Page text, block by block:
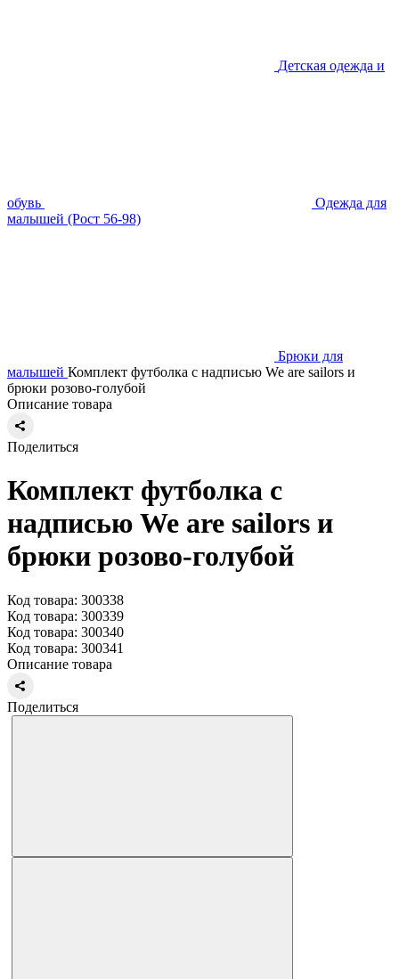
Детская одежда и
обувь
Одежда для
малышей (Рост 56-98)
Брюки для
малышей Комплект футболка с надписью We are sailors и
брюки розово-голубой
Описание товара
Поделиться
Комплект футболка с
надписью We are sailors и
брюки розово-голубой
Код товара: 300338
Код товара: 300339
Код товара: 300340
Код товара: 300341
Описание товара
Поделиться